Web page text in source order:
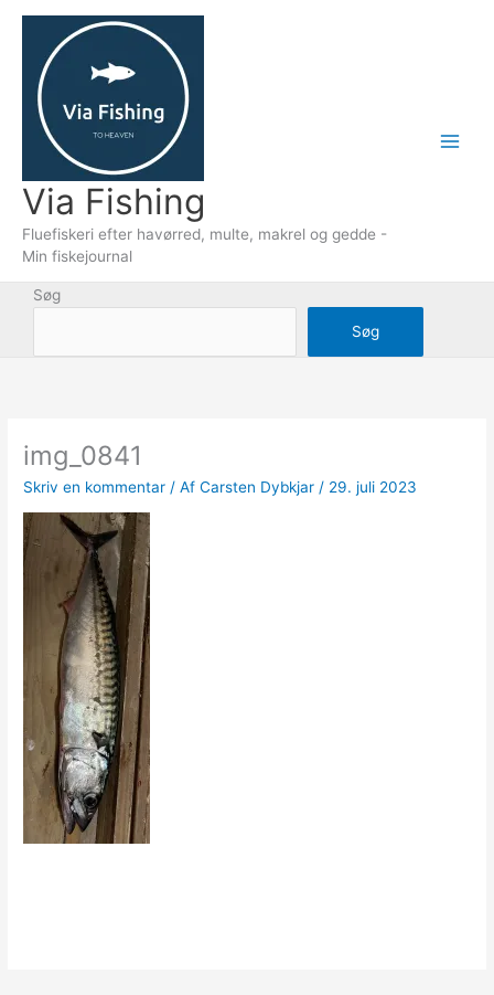
indholdet
Via Fishing
Fluefiskeri efter havørred, multe, makrel og gedde -
Min fiskejournal
Søg
Søg
img_0841
Skriv en kommentar / AfCarsten Dybkjar / 29. juli 2023